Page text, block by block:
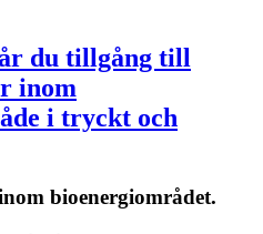
du tillgång till
inom
i tryckt och
bioenergiområdet.